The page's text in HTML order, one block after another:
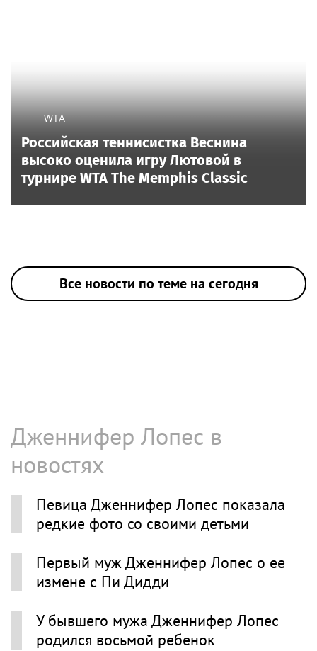
WTA
Российская теннисистка Веснина
высоко оценила игру Лютовой в
турнире WTA The Memphis Classic
Все новости по теме на сегодня
Дженнифер Лопес в
новостях
Певица Дженнифер Лопес показала
редкие фото со своими детьми
Первый муж Дженнифер Лопес о ее
измене с Пи Дидди
У бывшего мужа Дженнифер Лопес
родился восьмой ребенок